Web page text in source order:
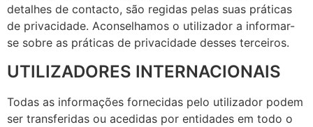
detalhes de contacto, são regidas pelas suas práticas
de privacidade. Aconselhamos o utilizador a informar-
se sobre as práticas de privacidade desses terceiros.
UTILIZADORES INTERNACIONAIS
Todas as informações fornecidas pelo utilizador podem
ser transferidas ou acedidas por entidades em todo o